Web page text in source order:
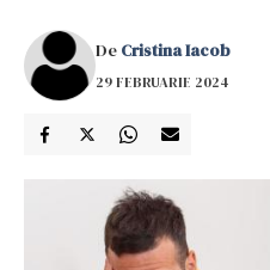
De Cristina Iacob
29 FEBRUARIE 2024